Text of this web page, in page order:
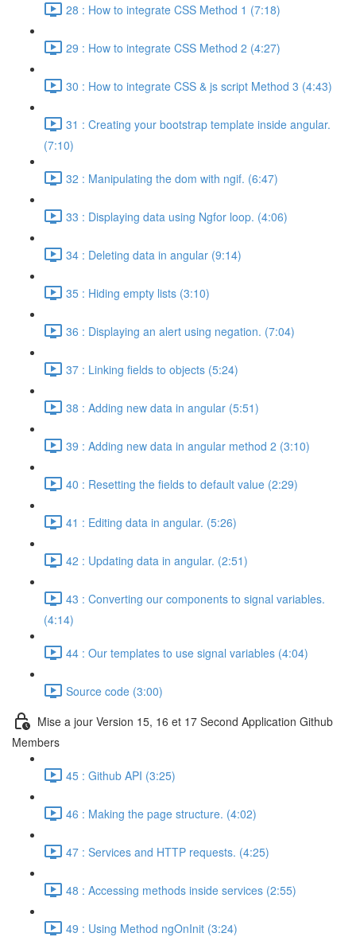
28 : How to integrate CSS Method 1 (7:18)
29 : How to integrate CSS Method 2 (4:27)
30 : How to integrate CSS & js script Method 3 (4:43)
31 : Creating your bootstrap template inside angular.
(7:10)
32 : Manipulating the dom with ngif. (6:47)
33 : Displaying data using Ngfor loop. (4:06)
34 : Deleting data in angular (9:14)
35 : Hiding empty lists (3:10)
36 : Displaying an alert using negation. (7:04)
37 : Linking fields to objects (5:24)
38 : Adding new data in angular (5:51)
39 : Adding new data in angular method 2 (3:10)
40 : Resetting the fields to default value (2:29)
41 : Editing data in angular. (5:26)
42 : Updating data in angular. (2:51)
43 : Converting our components to signal variables.
(4:14)
44 : Our templates to use signal variables (4:04)
Source code (3:00)
Mise a jour Version 15, 16 et 17 Second Application Github
Members
45 : Github API (3:25)
46 : Making the page structure. (4:02)
47 : Services and HTTP requests. (4:25)
48 : Accessing methods inside services (2:55)
49 : Using Method ngOnInit (3:24)